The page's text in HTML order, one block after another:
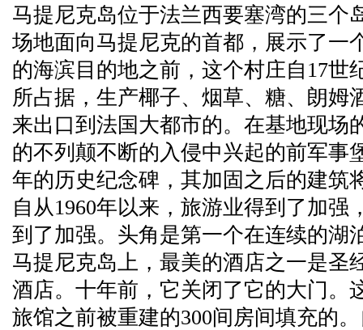
马提尼克岛位于法兰西要塞湾的三个
场地面向马提尼克的首都，展示了一
的海滨目的地之前，这个村庄自17世
所占据，生产椰子、烟草、糖、朗姆
来出口到法国大都市的。在基地现场
的不列颠不断的入侵中兴起的前军事
年的历史纪念碑，其加固之后的建筑
自从1960年以来，旅游业得到了加强
到了加强。头角是第一个在连续的湖
马提尼克岛上，最美的酒店之一是圣
酒店。十年前，它关闭了它的大门。
旅馆之前被重建的300间房间填充的